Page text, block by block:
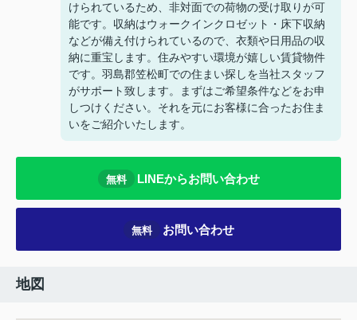
けられているため、非対面での荷物の受け取りが可
能です。収納はウォークインクロゼット・床下収納
などが備え付けられているので、衣類や日用品の収
納に重宝します。住みやすい環境が嬉しい賃貸物件
です。羽島郡笠松町での住まい探しを当社スタッフ
がサポート致します。まずはご希望条件などをお申
しつけください。それを元にお客様に合ったお住ま
いをご紹介いたします。
無料 LINEからお問い合わせ
無料 お問い合わせ
地図